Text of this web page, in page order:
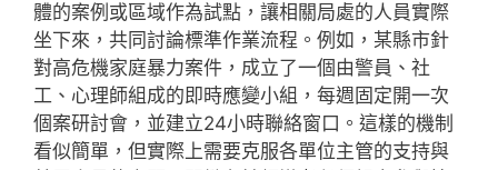
體的案例或區域作為試點，讓相關局處的人員實際
坐下來，共同討論標準作業流程。例如，某縣市針
對高危機家庭暴力案件，成立了一個由警員、社
工、心理師組成的即時應變小組，每週固定開一次
個案研討會，並建立24小時聯絡窗口。這樣的機制
看似簡單，但實際上需要克服各單位主管的支持與